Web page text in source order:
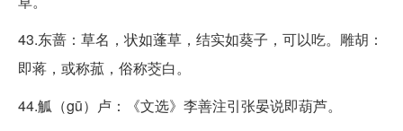
43.东蔷：草名，状如蓬草，结实如葵子，可以吃。雕胡：
即蒋，或称菰，俗称茭白。
44.觚（gū）卢：《文选》李善注引张晏说即葫芦。